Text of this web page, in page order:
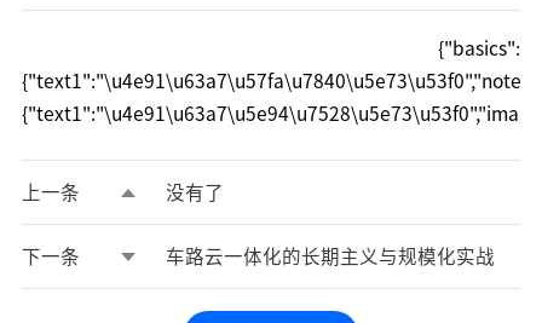
{"basics":
上一条 没有了
下一条 车路云一体化的长期主义与规模化实战